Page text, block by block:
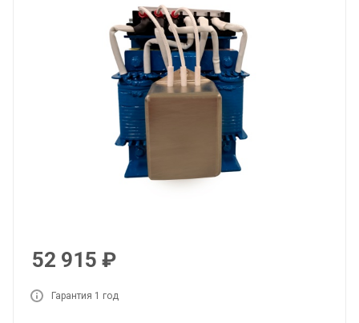
52 915 ₽
Гарантия 1 год